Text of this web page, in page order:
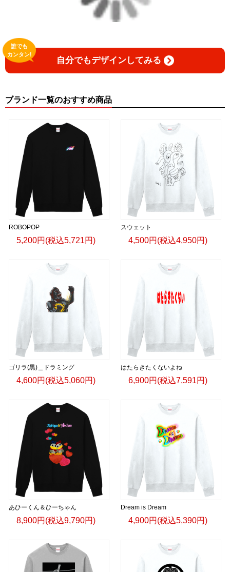
自分でもデザインしてみる
誰でも
カンタン!
ブランド一覧のおすすめ商品
ROBOPOP
5,200円(税込5,721円)
スウェット
4,500円(税込4,950円)
ゴリラ(黒)＿ドラミング
4,600円(税込5,060円)
はたらきたくないよね
6,900円(税込7,591円)
あひーくん＆ひーちゃん
8,900円(税込9,790円)
Dream is Dream
4,900円(税込5,390円)